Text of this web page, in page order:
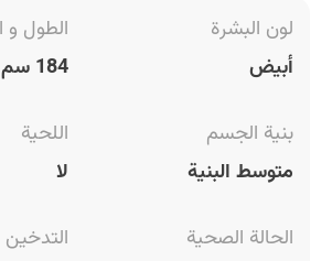
لون البشرة
أبيض
الطول و
184 سم , 86 كغ
بنية الجسم
متوسط البنية
اللحية
لا
الحالة الصحية
التدخين